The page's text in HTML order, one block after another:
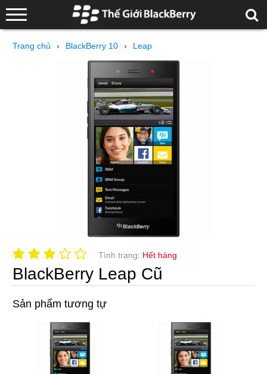
Trang chủ › BlackBerry 10 › Leap
Tình trạng: Hết hàng
BlackBerry Leap Cũ
Sản phẩm tương tự